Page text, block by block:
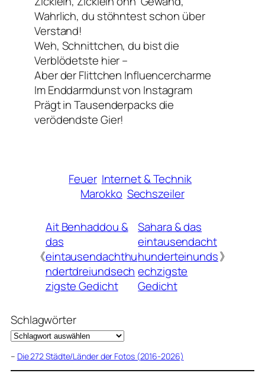
Wahrlich, du stöhntest schon über
Verstand!
Weh, Schnittchen, du bist die
Verblödetste hier –
Aber der Flittchen Influencercharme
Im Enddarmdunst von Instagram
Prägt in Tausenderpacks die
verödendste Gier!
Feuer Internet & Technik
Marokko Sechszeiler
《
Ait Benhaddou &
das
eintausendachthu
ndertdreiundsech
zigste Gedicht
Sahara & das
eintausendacht
hunderteinunds
echzigste
Gedicht
》
Schlagwörter
– Die 272 Städte/Länder der Fotos (2016-2026)